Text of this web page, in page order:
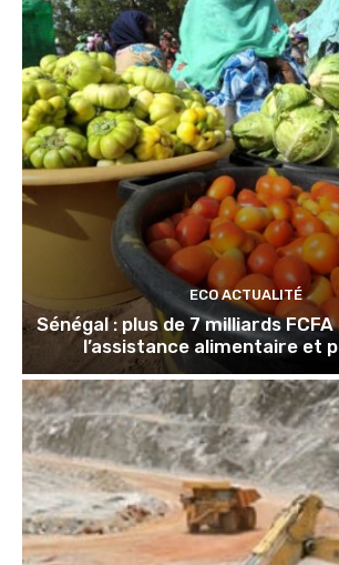
ECO ACTUALITÉ
Sénégal : plus de 7 milliards
l’assistance alimentaire et